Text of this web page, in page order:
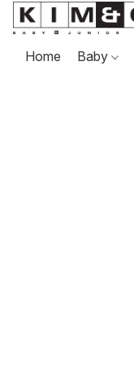
Home Baby